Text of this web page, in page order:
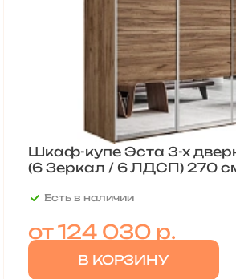
Шкаф-купе Эста 3-х
(6 Зеркал / 6 ЛДСП) 270
Есть в наличии
от124 030 р.
В КОРЗИНУ